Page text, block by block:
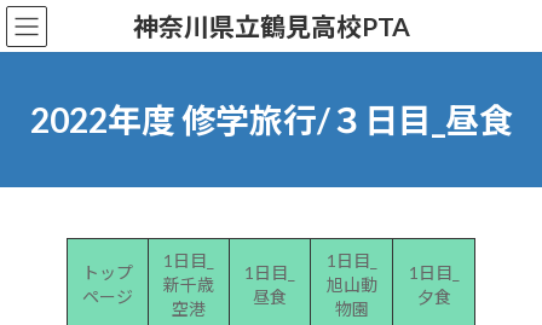
コ
ン
ナ
ビ
神奈川県立鶴見高校PTA
2022年度 修学旅行/３日目_昼食
トップ
ページ
1日目_
新千歳
空港
1日目_
昼食
1日目_
旭山動
物園
1日目_
夕食